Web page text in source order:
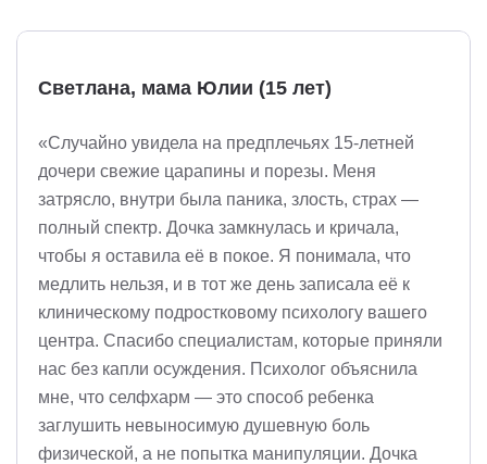
Светлана, мама Юлии (15 лет)
«Случайно увидела на предплечьях 15-летней
дочери свежие царапины и порезы. Меня
затрясло, внутри была паника, злость, страх —
полный спектр. Дочка замкнулась и кричала,
чтобы я оставила её в покое. Я понимала, что
медлить нельзя, и в тот же день записала её к
клиническому подростковому психологу вашего
центра. Спасибо специалистам, которые приняли
нас без капли осуждения. Психолог объяснила
мне, что селфхарм — это способ ребенка
заглушить невыносимую душевную боль
физической, а не попытка манипуляции. Дочка